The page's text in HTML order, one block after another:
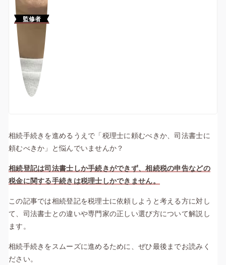
監修者
相続手続きを進めるうえで「税理士に頼むべきか、司法書士に
頼むべきか」と悩んでいませんか？
相続登記は司法書士しか手続きができず、相続税の申告などの
税金に関する手続きは税理士しかできません。
この記事では相続登記を税理士に依頼しようと考える方に対し
て、司法書士との違いや専門家の正しい選び方について解説し
ます。
相続手続きをスムーズに進めるために、ぜひ最後までお読みく
ださい。